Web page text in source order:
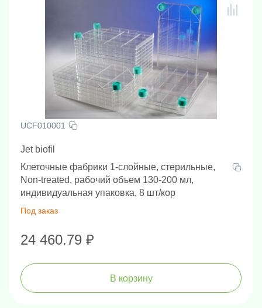
UCF010001
Jet biofil
Клеточные фабрики 1-слойные, стерильные,
Non-treated, рабочий объем 130-200 мл,
индивидуальная упаковка, 8 шт/кор
Под заказ
24 460.79 ₽
В корзину